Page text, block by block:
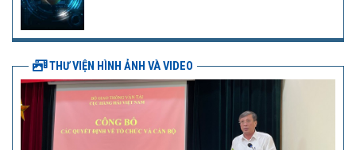
THƯ VIỆN HÌNH ẢNH VÀ VIDEO